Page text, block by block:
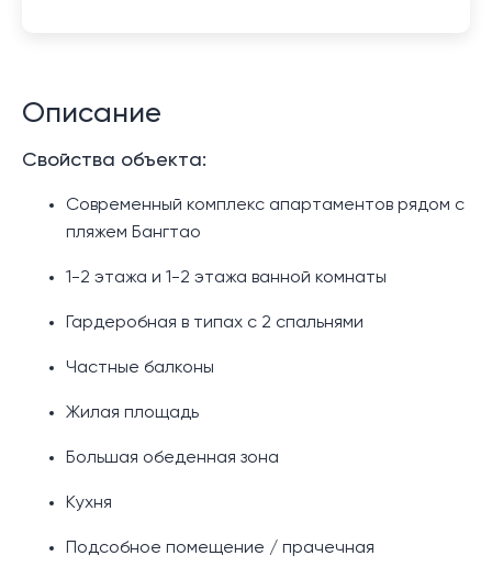
Описание
Свойства объекта:
Современный комплекс апартаментов рядом с
пляжем Бангтао
1-2 этажа и 1-2 этажа ванной комнаты
Гардеробная в типах с 2 спальнями
Частные балконы
Жилая площадь
Большая обеденная зона
Кухня
Подсобное помещение / прачечная